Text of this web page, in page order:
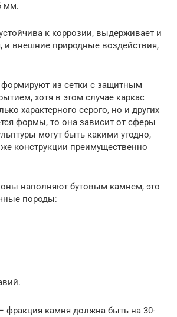
мм.
к коррозии, выдерживает и
и внешние природные воздействия,
из сетки с защитным
хотя в этом случае каркас
характерного серого, но и других
формы, то она зависит от сферы
могут быть какими угодно,
конструкции преимущественно
наполняют бутовым камнем, это
породы:
фракция камня должна быть на 30-